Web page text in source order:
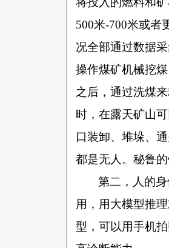
500米-700米或者
况全部通过数据
操作煤矿机械挖
之后，通过洗煤
时，在露天矿山
口装卸、堆垛、
都是无人。秘鲁
第二，人的
用，用大模型推
型，可以用手机